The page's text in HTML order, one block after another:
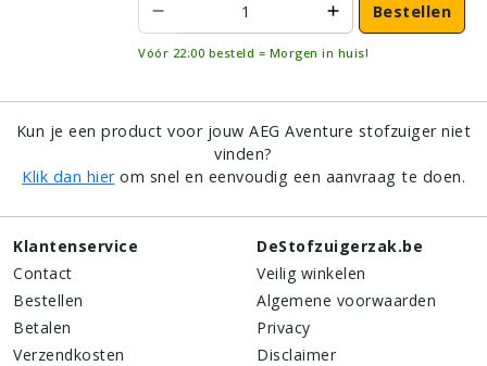
Bestellen
Vóór 22:00 besteld = Morgen in huis!
Kun je een product voor jouw AEG Aventure stofzuiger niet
vinden?
Klik dan hierom snel en eenvoudig een aanvraag te doen.
Klantenservice
Contact
Bestellen
Betalen
Verzendkosten
DeStofzuigerzak.be
Veilig winkelen
Algemene voorwaarden
Privacy
Disclaimer